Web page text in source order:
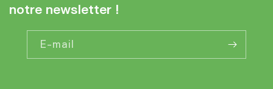
notre newsletter !
E-mail